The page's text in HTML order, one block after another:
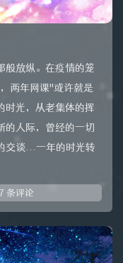
般放纵。在疫情的笼
两年网课"或许就是
时光，从老集体的挥
的人际，曾经的一切
交谈...一年的时光转
7 条评论